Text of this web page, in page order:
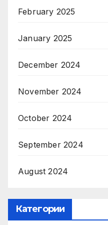
February 2025
January 2025
December 2024
November 2024
October 2024
September 2024
August 2024
Категории